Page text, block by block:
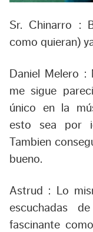
Sr. Chinarro :
como quieran)
Daniel Melero :
me sigue
único en la
esto sea por
Tambien
bueno.
Astrud : Lo
escuchadas
fascinante